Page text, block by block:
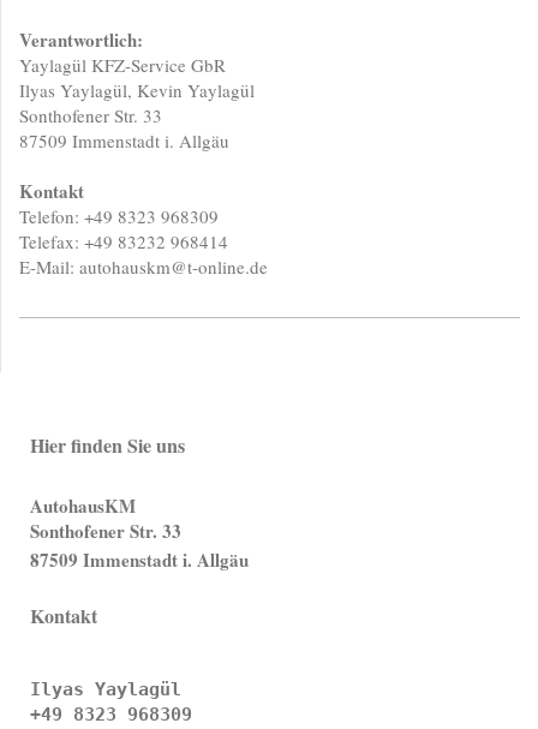
Verantwortlich:
Yaylagül KFZ-Service GbR
Ilyas Yaylagül, Kevin Yaylagül
Sonthofener Str. 33
87509 Immenstadt i. Allgäu
Kontakt
Telefon: +49 8323 968309
Telefax: +49 83232 968414
E-Mail: autohauskm@t-online.de
Hier finden Sie uns
AutohausKM
Sonthofener Str. 33
87509 Immenstadt i. Allgäu
Kontakt
Ilyas Yaylagül
+49 8323 968309